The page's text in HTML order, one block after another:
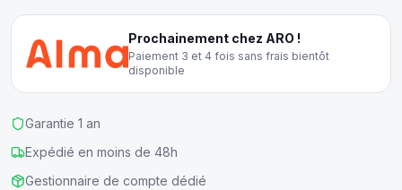
Prochainement chez ARO !
Paiement 3 et 4 fois sans frais bientôt
disponible
Garantie 1 an
Expédié en moins de 48h
Gestionnaire de compte dédié